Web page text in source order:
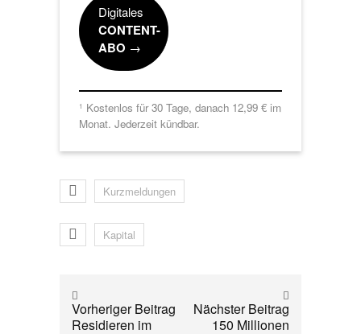
Digitales
CONTENT-
ABO →
1 Kostenlos für 30 Tage, danach 12,99 € im
Monat. Jederzeit kündbar.
Kurzmeldungen
Kapital
Vorheriger Beitrag
Residieren im
Nächster Beitrag
150 Millionen